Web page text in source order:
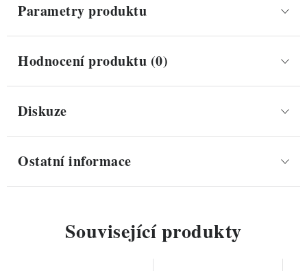
Parametry produktu
Hodnocení produktu (0)
Diskuze
Ostatní informace
Související produkty